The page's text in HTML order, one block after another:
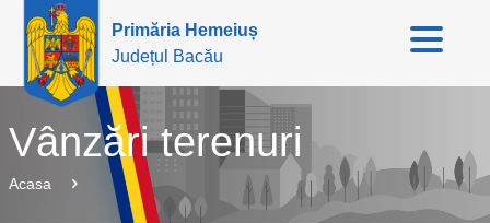
Primăria Hemeiuș
Județul Bacău
Vânzări terenuri
Acasa